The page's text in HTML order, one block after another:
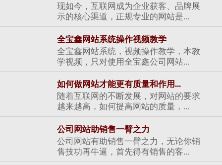
现如今，互联网成为企业获客、品牌展
示的核心渠道，正规专业的网站是...
全宝鑫网站系统操作视频教学
全宝鑫网站系统，视频操作教学，本教
学视频，只对使用全宝鑫公司网站...
如何做网站才能更有质量和作用...
随着互联网的不断发展，对网站的要求
越来越高，如何提高网站的质量，...
公司网站助销售一臂之力
公司网站有助销售一臂之力，无论你销
售技功再牛逼，首先得有销售的客...